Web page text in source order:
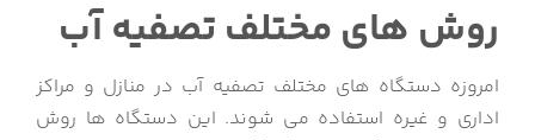
روش های مختلف تصفیه آب
امروزه دستگاه های مختلف تصفیه آب در منازل و مراکز
اداری و غیره استفاده می شوند. این دستگاه ها روش